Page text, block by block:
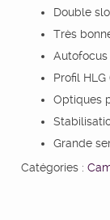
Double
Très
Profil
Optiques
Grande
Catégories :